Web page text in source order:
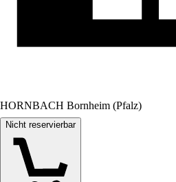
HORNBACH Bornheim (Pfalz)
Nicht reservierbar